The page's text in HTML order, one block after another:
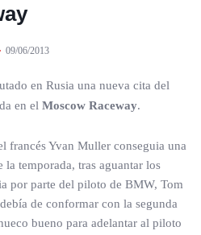
09/06/2013
en Rusia una nueva cita del
en el Moscow Raceway.
francés Yvan Muller conseguia una
temporada, tras aguantar los
por parte del piloto de BMW, Tom
de conformar con la segunda
bueno para adelantar al piloto